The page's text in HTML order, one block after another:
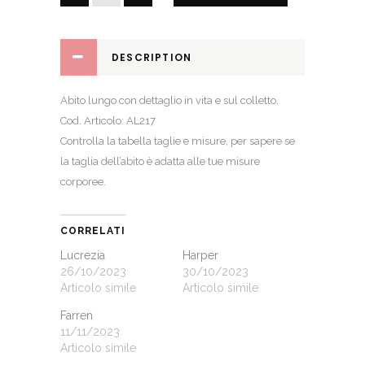
quantity
DESCRIPTION
Abito lungo con dettaglio in vita e sul colletto.
Cod. Articolo: AL217
Controlla la tabella taglie e misure, per sapere se
la taglia dell’abito è adatta alle tue misure
corporee.
CORRELATI
Lucrezia
26/10/2023
Articolo simile
Harper
30/10/2023
Articolo simile
Farren
11/11/2023
Articolo simile